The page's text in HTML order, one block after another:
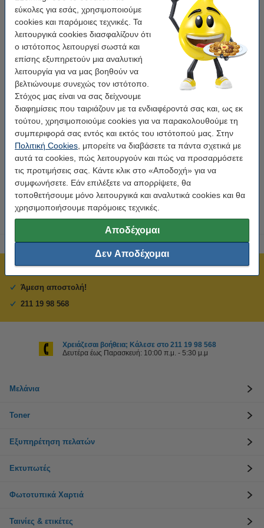
εύκολες για εσάς, χρησιμοποιούμε
cookies και παρόμοιες τεχνικές. Τα
λειτουργικά cookies διασφαλίζουν ότι
ο ιστότοπος λειτουργεί σωστά και
επίσης εξυπηρετούν μια αναλυτική
λειτουργία για να μας βοηθούν να
βελτιώνουμε συνεχώς τον ιστότοπο.
Στόχος μας είναι να σας δείχνουμε
διαφημίσεις που ταιριάζουν με τα ενδιαφέροντά σας και, ως εκ
τούτου, χρησιμοποιούμε cookies για να παρακολουθούμε τη
συμπεριφορά σας εντός και εκτός του ιστότοπού μας. Στην
Πολιτική Cookies , μπορείτε να διαβάσετε τα πάντα σχετικά με
αυτά τα cookies, πώς λειτουργούν και πώς να προσαρμόσετε
τις προτιμήσεις σας. Κάντε κλικ στο «Αποδοχή» για να
συμφωνήσετε. Εάν επιλέξετε να απορρίψετε, θα
τοποθετήσουμε μόνο λειτουργικά και αναλυτικά cookies και θα
χρησιμοποιήσουμε παρόμοιες τεχνικές.
Αποδέχομαι
Δεν Αποδέχομαι
Συμβατό Μελάνι 123ink Canon PGI-550PGBK(22,8 ml)
Συνολικό Μελάνι: 45,6 ml
Φυσικά και αυτά τα προϊόντα από την 123ink συνοδεύονται από 100% εγγύηση!
Χαρακτηριστικά
Κατηγορία: Διπλή Συσκευασία
Χωρητικότητα: 45,6 ml
Κωδικός: 6431B005
Άμεση αποστολή!
211 19 98 568
Χρειάζεσαι βοήθεια; Κάλεσε στο 211 19 98 568
Δευτέρα έως Παρασκευή: 10:00 π.μ. - 5:30 μ.μ
Μελάνια
Toner
Εξυπηρέτηση πελατών
Εκτυπωτές
Φωτοτυπικά Χαρτιά
Ταινίες & ετικέτες